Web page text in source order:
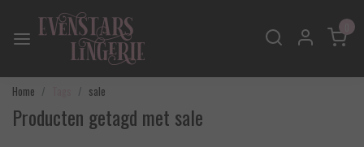
Home sale
Producten getagd met sale